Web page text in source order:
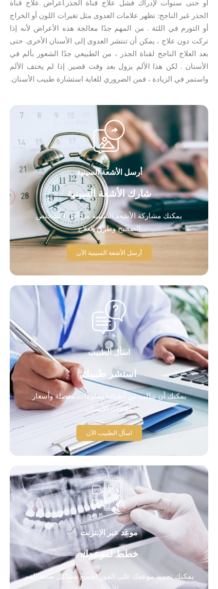
أو حتى سنوات لإدراك فشل علاج قناة الجذر.أعراض علاج قناة
الجذر غير الناجح: تظهر علامات العدوى مثل تغيرات اللون أو الخراج
أو التورم في اللثة . من المهم جدًا معالجة هذه الأعراض لأنه إذا
تركت دون علاج ، يمكن أن تنتشر العدوى إلى الأسنان الأخرى. حتى
بعد العلاج الناجح لقناة الجذر ، من الطبيعي جدًا الشعور بألم في
الأسنان . لكن هذا الألم يزول بعد وقت قصير. إذا لم يختف الألم
واستمر في الزيادة ، فمن الضروري للغاية استشارة طبيب الأسنان.
أرسل الأشعة السينية
شارك الأشعة السينية
يمكنك مشاركة الأشعة السينية من أجل التشخيص
الصحيح وطرق العلاج
أرسل الأشعة السينية الآن
اسأل الطبيب
استشر طبيبك
يمكنك أن تطلب من أطبائنا معلومات مفصلة وأسعار
علاجات الأسنان
اسأل الطبيب الآن
موعد عبر الإنترنت
خطط لموعدك
يمكنك تحديد موعدك على الفور لجميع مشاكل صحة الفم